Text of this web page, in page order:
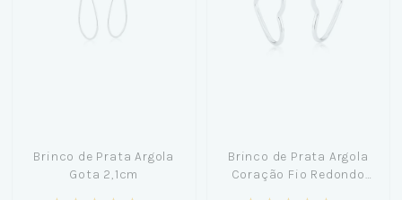
Brinco de Prata Argola
Gota 2,1cm
Brinco de Prata Argola
Coração Fio Redondo